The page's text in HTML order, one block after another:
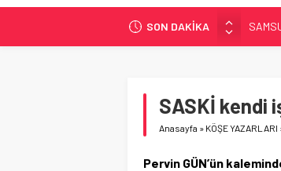
SON DAKİKA
GERİ
SASKİ kendi
Anasayfa » KÖŞE YAZARLARI
Pervin GÜN’ün